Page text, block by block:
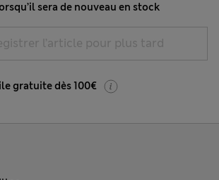
sera de nouveau en stock
l’article pour plus tard
gratuite dès 100€